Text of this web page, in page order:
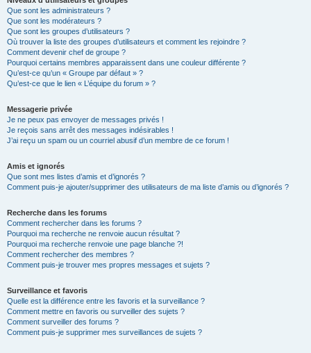
Que sont les administrateurs ?
Que sont les modérateurs ?
Que sont les groupes d’utilisateurs ?
Où trouver la liste des groupes d’utilisateurs et comment les rejoindre ?
Comment devenir chef de groupe ?
Pourquoi certains membres apparaissent dans une couleur différente ?
Qu’est-ce qu’un « Groupe par défaut » ?
Qu’est-ce que le lien « L’équipe du forum » ?
Messagerie privée
Je ne peux pas envoyer de messages privés !
Je reçois sans arrêt des messages indésirables !
J’ai reçu un spam ou un courriel abusif d’un membre de ce forum !
Amis et ignorés
Que sont mes listes d’amis et d’ignorés ?
Comment puis-je ajouter/supprimer des utilisateurs de ma liste d’amis ou d’ignorés ?
Recherche dans les forums
Comment rechercher dans les forums ?
Pourquoi ma recherche ne renvoie aucun résultat ?
Pourquoi ma recherche renvoie une page blanche ?!
Comment rechercher des membres ?
Comment puis-je trouver mes propres messages et sujets ?
Surveillance et favoris
Quelle est la différence entre les favoris et la surveillance ?
Comment mettre en favoris ou surveiller des sujets ?
Comment surveiller des forums ?
Comment puis-je supprimer mes surveillances de sujets ?